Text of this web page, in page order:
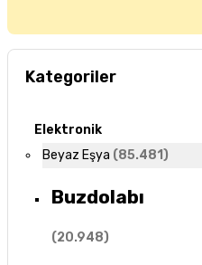
Kategoriler
Elektronik
Beyaz Eşya (85.481)
Buzdolabı
(20.948)